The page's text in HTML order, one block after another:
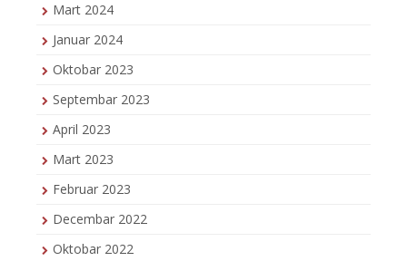
Mart 2024
Januar 2024
Oktobar 2023
Septembar 2023
April 2023
Mart 2023
Februar 2023
Decembar 2022
Oktobar 2022